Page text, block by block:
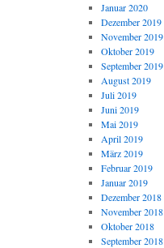
Januar 2020
Dezember 2019
November 2019
Oktober 2019
September 2019
August 2019
Juli 2019
Juni 2019
Mai 2019
April 2019
März 2019
Februar 2019
Januar 2019
Dezember 2018
November 2018
Oktober 2018
September 2018